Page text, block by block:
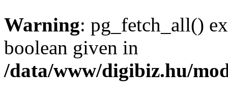
Warning: pg_fetch_all()
boolean given in
/data/www/digibiz.hu/